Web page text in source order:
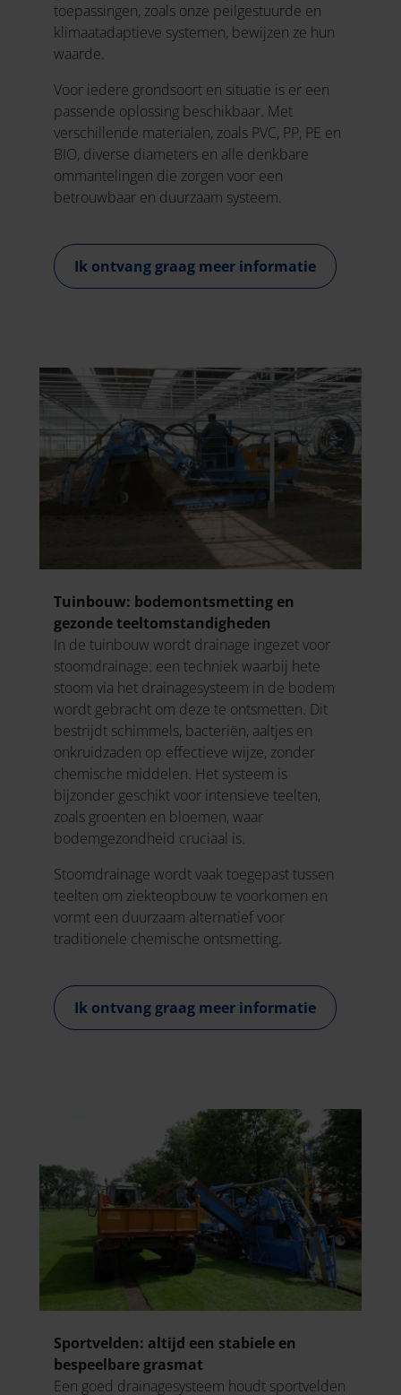
toepassingen, zoals onze peilgestuurde en
klimaatadaptieve systemen, bewijzen ze hun
waarde.
Voor iedere grondsoort en situatie is er een
passende oplossing beschikbaar. Met
verschillende materialen, zoals PVC, PP, PE en
BIO, diverse diameters en alle denkbare
ommantelingen die zorgen voor een
betrouwbaar en duurzaam systeem.
Ik ontvang graag meer informatie
Tuinbouw: bodemontsmetting en
gezonde teeltomstandigheden
In de tuinbouw wordt drainage ingezet voor
stoomdrainage: een techniek waarbij hete
stoom via het drainagesysteem in de bodem
wordt gebracht om deze te ontsmetten. Dit
bestrijdt schimmels, bacteriën, aaltjes en
onkruidzaden op effectieve wijze, zonder
chemische middelen. Het systeem is
bijzonder geschikt voor intensieve teelten,
zoals groenten en bloemen, waar
bodemgezondheid cruciaal is.
Stoomdrainage wordt vaak toegepast tussen
teelten om ziekteopbouw te voorkomen en
vormt een duurzaam alternatief voor
traditionele chemische ontsmetting.
Ik ontvang graag meer informatie
Sportvelden: altijd een stabiele en
bespeelbare grasmat
Een goed drainagesysteem houdt sportvelden